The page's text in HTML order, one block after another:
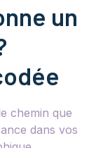
un
chemin que
dans vos